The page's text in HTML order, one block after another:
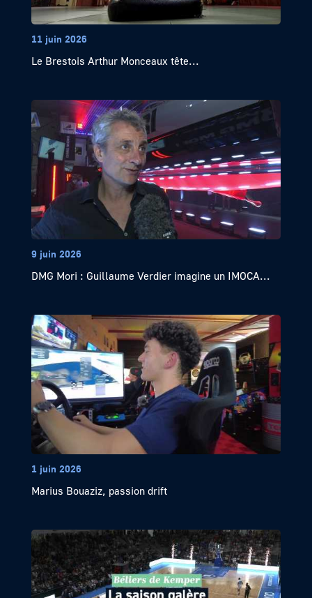
11 juin 2026
Le Brestois Arthur Monceaux tête...
9 juin 2026
DMG Mori : Guillaume Verdier imagine un IMOCA...
1 juin 2026
Marius Bouaziz, passion drift